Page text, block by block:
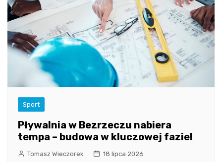
Sport
Pływalnia w Bezrzeczu nabiera
tempa – budowa w kluczowej fazie!
Tomasz Wieczorek 18 lipca 2026